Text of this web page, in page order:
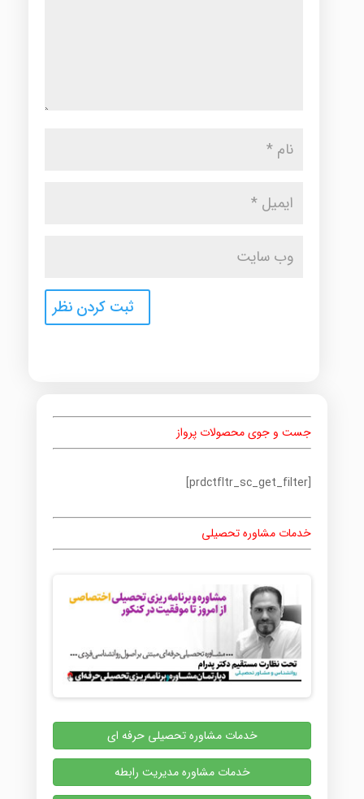
جست و جوی محصولات پرواز
[prdctfltr_sc_get_filter]
خدمات مشاوره تحصیلی
خدمات مشاوره تحصیلی حرفه ای
خدمات مشاوره مدیریت رابطه